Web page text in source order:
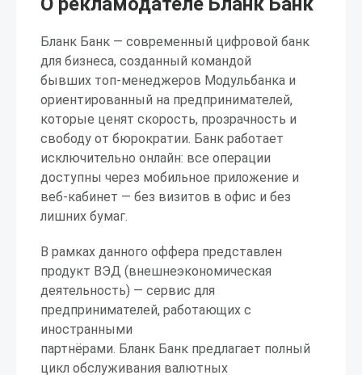
Бланк Банк — современный цифровой банк
для бизнеса, созданный командой
бывших топ-менеджеров Модульбанка и
ориентированный на предпринимателей,
которые ценят скорость, прозрачность и
свободу от бюрократии. Банк работает
исключительно онлайн: все операции
доступны через мобильное приложение и
веб-кабинет — без визитов в офис и без
лишних бумаг.
В рамках данного оффера представлен
продукт ВЭД (внешнеэкономическая
деятельность) — сервис для
предпринимателей, работающих с
иностранными
партнёрами. Бланк Банк предлагает полный
цикл обслуживания валютных